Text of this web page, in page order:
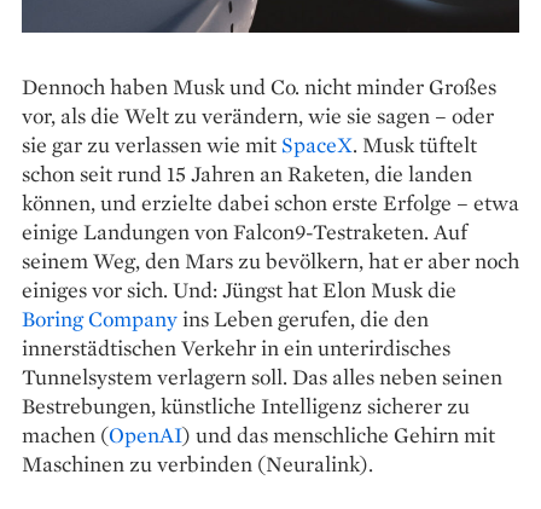
Dennoch haben Musk und Co. nicht minder Großes
vor, als die Welt zu verändern, wie sie sagen – oder
sie gar zu verlassen wie mit SpaceX. Musk tüftelt
schon seit rund 15 Jahren an Raketen, die landen
können, und erzielte dabei schon erste Erfolge – etwa
einige Landungen von Falcon9-Testraketen. Auf
seinem Weg, den Mars zu bevölkern, hat er aber noch
einiges vor sich. Und: Jüngst hat Elon Musk die
Boring Companyins Leben gerufen, die den
innerstädtischen Verkehr in ein unterirdisches
Tunnelsystem verlagern soll. Das alles neben seinen
Bestrebungen, künstliche Intelligenz sicherer zu
machen (OpenAI) und das menschliche Gehirn mit
Maschinen zu verbinden (Neuralink).